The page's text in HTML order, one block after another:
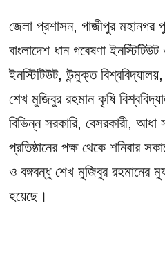
জেলা প্রশাসন, গাজীপুর মহানগর
বাংলাদেশ ধান গবেষণা
ইনস্টিটিউট, উন্মুক্ত
শেখ মুজিবুর রহমান কৃষি
বিভিন্ন সরকারি, বেসরকারী, আধা
প্রতিষ্ঠানের পক্ষ থেকে শনিবার
ও বঙ্গবন্ধু শেখ মুজিবুর রহমানের
হয়েছে।